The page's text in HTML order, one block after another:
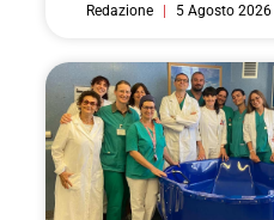
Redazione 5 Agosto 2026